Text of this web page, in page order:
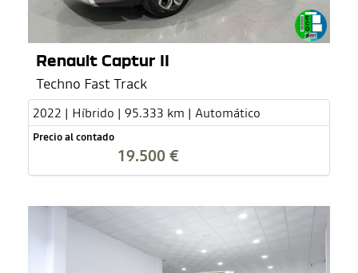
Renault Captur II
Techno Fast Track
2022 | Híbrido | 95.333 km | Automático
Precio al contado
19.500 €